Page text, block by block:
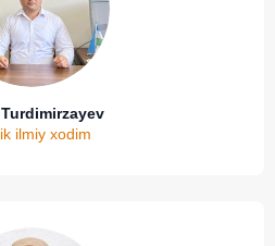
ilmiy xodim